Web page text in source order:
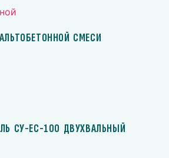
СМЕСИ
СУ-ЕС-100 ДВУХВАЛЬНЫЙ